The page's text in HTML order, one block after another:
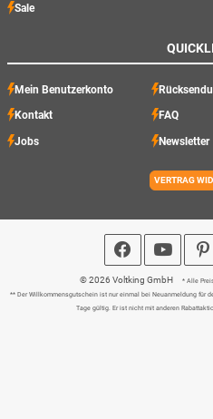
Sale
Mein Benutzerkonto
Kontakt FAQ
Jobs Newsletter
VERTRAG
© 2026 Voltking GmbH * Alle
** Der Willkommensgutschein ist nur einmal bei Neuanmeldung für
Tage gültig. Er ist nicht mit anderen